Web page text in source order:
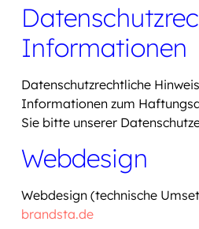
Informationen
Datenschutzrechtliche
Informationen zum
Sie bitte unserer
Webdesign
Webdesign (technische
brandsta.de